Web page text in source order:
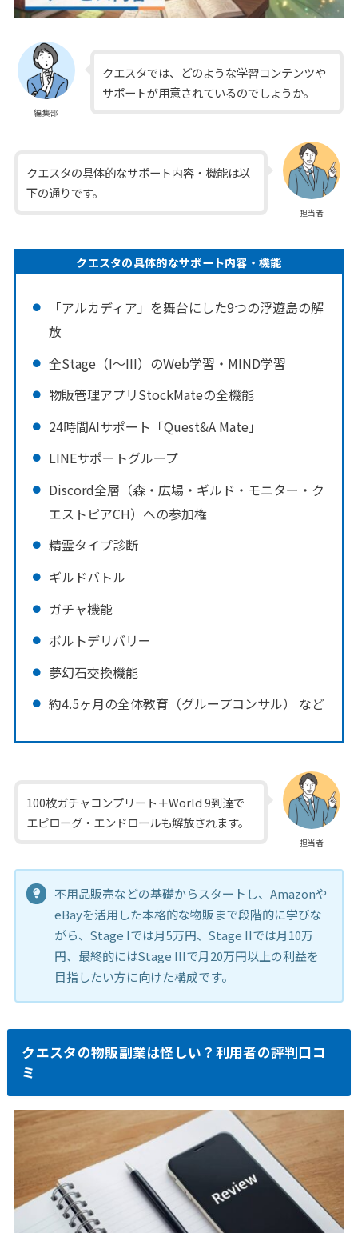
編集部
クエスタでは、どのような学習コンテンツや
サポートが用意されているのでしょうか。
担当者
クエスタの具体的なサポート内容・機能は以
下の通りです。
クエスタの具体的なサポート内容・機能
「アルカディア」を舞台にした9つの浮遊島の解
放
全Stage（I〜III）のWeb学習・MIND学習
物販管理アプリStockMateの全機能
24時間AIサポート「Quest&A Mate」
LINEサポートグループ
Discord全層（森・広場・ギルド・モニター・ク
エストピアCH）への参加権
精霊タイプ診断
ギルドバトル
ガチャ機能
ボルトデリバリー
夢幻石交換機能
約4.5ヶ月の全体教育（グループコンサル） など
担当者
100枚ガチャコンプリート＋World 9到達で
エピローグ・エンドロールも解放されます。
不用品販売などの基礎からスタートし、Amazonや
eBayを活用した本格的な物販まで段階的に学びな
がら、Stage Iでは月5万円、Stage IIでは月10万
円、最終的にはStage IIIで月20万円以上の利益を
目指したい方に向けた構成です。
クエスタの物販副業は怪しい？利用者の評判口コ
ミ